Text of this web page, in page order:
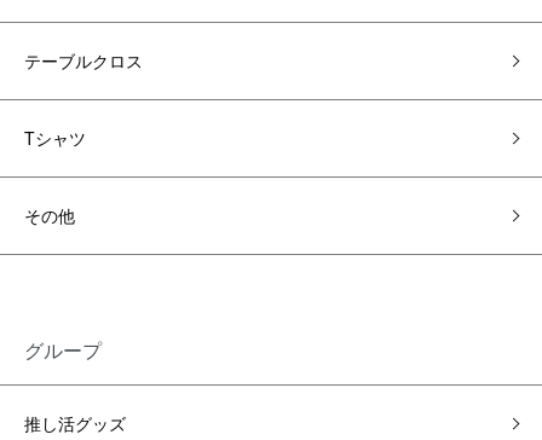
テーブルクロス
Tシャツ
その他
グループ
推し活グッズ